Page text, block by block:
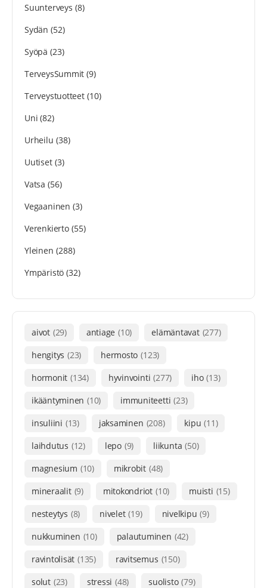
Suunterveys (8)
Sydän (52)
Syöpä (23)
TerveysSummit (9)
Terveystuotteet(10)
Uni (82)
Urheilu (38)
Uutiset(3)
Vatsa (56)
Vegaaninen (3)
Verenkierto(55)
Yleinen (288)
Ympäristö (32)
aivot (29) antiage (10) elämäntavat (277)
hengitys (23) hermosto (123)
hormonit (134) hyvinvointi (277) iho (13)
ikääntyminen (10) immuniteetti (23)
insuliini (13) jaksaminen (208) kipu (11)
laihdutus (12) lepo (9) liikunta (50)
magnesium (10) mikrobit (48)
mineraalit (9) mitokondriot (10) muisti (15)
nesteytys (8) nivelet (19) nivelkipu (9)
nukkuminen (10) palautuminen (42)
ravintolisät (135) ravitsemus (150)
solut (23) stressi (48) suolisto (79)